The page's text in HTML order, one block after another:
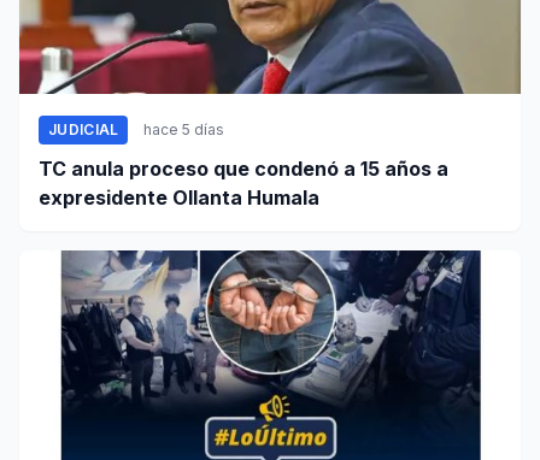
JUDICIAL hace 5 días
TC anula proceso que condenó a 15 años a
expresidente Ollanta Humala